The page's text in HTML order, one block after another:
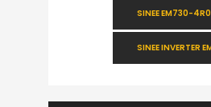
SINEE EM730-
SINEE INVERTER